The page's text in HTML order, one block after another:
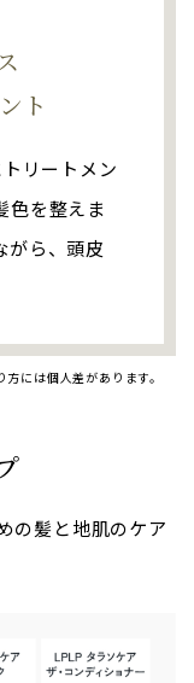
ト
リートメン
色を整えま
がら、頭皮
には個人差があります。
の髪と地肌のケア